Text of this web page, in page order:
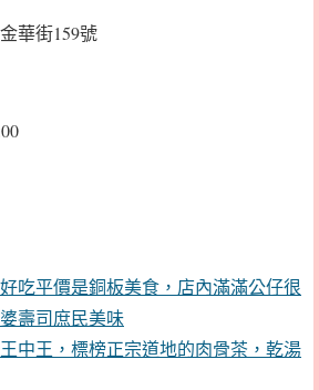
華街159號
吃平價是銅板美食，店內滿滿公仔很
壽司庶民美味
中王，標榜正宗道地的肉骨茶，乾湯